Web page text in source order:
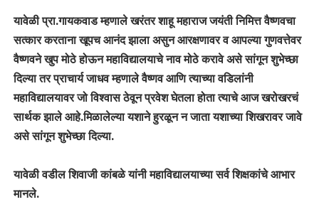
यावेळी प्रा.गायकवाड म्हणाले खरंतर शाहू महाराज जयंती निमित्त वैष्णवचा
सत्कार करताना खूपच आनंद झाला असुन आरक्षणावर व आपल्या गुणवत्तेवर
वैष्णवने खुप मोठे होऊन महाविद्यालयाचे नाव मोठे करावे असे सांगून शुभेच्छा
दिल्या तर प्राचार्य जाधव म्हणाले वैष्णव आणि त्याच्या वडिलांनी
महाविद्यालयावर जो विश्वास ठेवून प्रवेश घेतला होता त्याचे आज खरोखरचं
सार्थक झाले आहे.मिळालेल्या यशाने हुरळून न जाता यशाच्या शिखरावर जावे
असे सांगून शुभेच्छा दिल्या.
यावेळी वडील शिवाजी कांबळे यांनी महाविद्यालयाच्या सर्व शिक्षकांचे आभार
मानले.